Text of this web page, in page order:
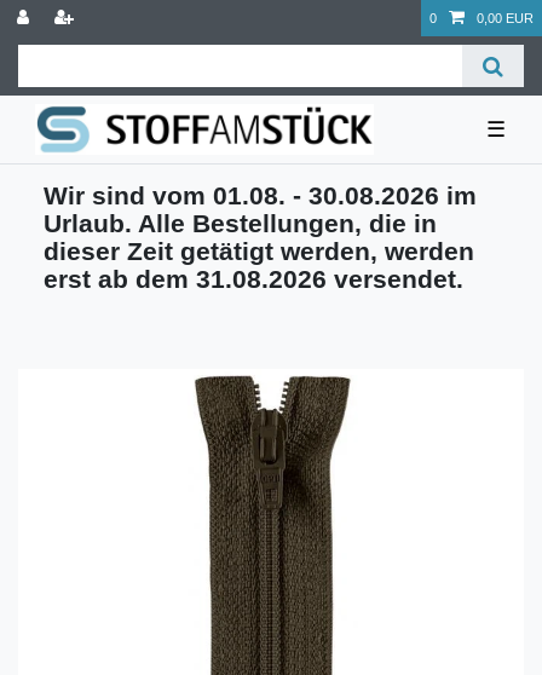
0 0,00 EUR
☰
Wir sind vom 01.08. - 30.08.2026 im
Urlaub. Alle Bestellungen, die in
dieser Zeit getätigt werden, werden
erst ab dem 31.08.2026 versendet.